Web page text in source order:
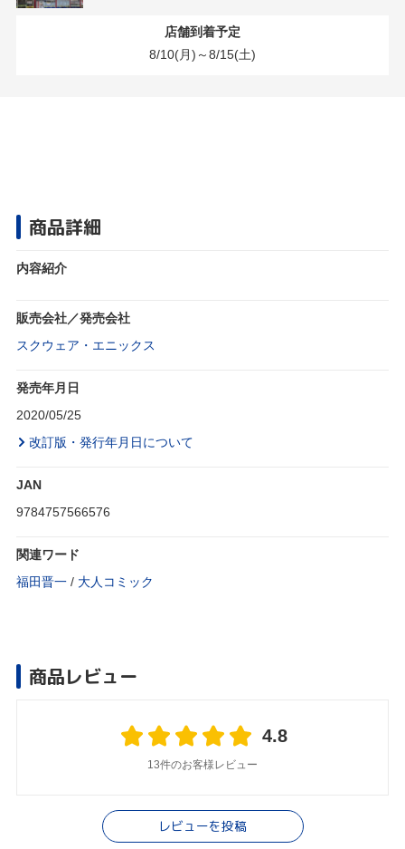
店舗到着予定
8/10(月)～8/15(土)
商品詳細
内容紹介
販売会社／発売会社
スクウェア・エニックス
発売年月日
2020/05/25
改訂版・発行年月日について
JAN
9784757566576
関連ワード
福田晋一 / 大人コミック
商品レビュー
4.8
13件のお客様レビュー
レビューを投稿